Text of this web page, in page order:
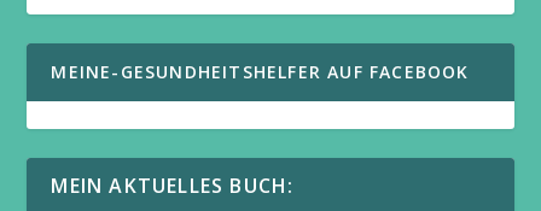
MEINE-GESUNDHEITSHELFER AUF FACEBOOK
MEIN AKTUELLES BUCH: